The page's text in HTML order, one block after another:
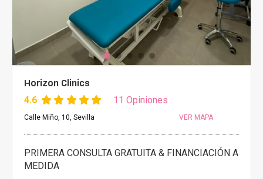
Horizon Clinics
4.6 11 Opiniones
Calle Miño, 10, Sevilla VER MAPA
PRIMERA CONSULTA GRATUITA & FINANCIACIÓN A
MEDIDA